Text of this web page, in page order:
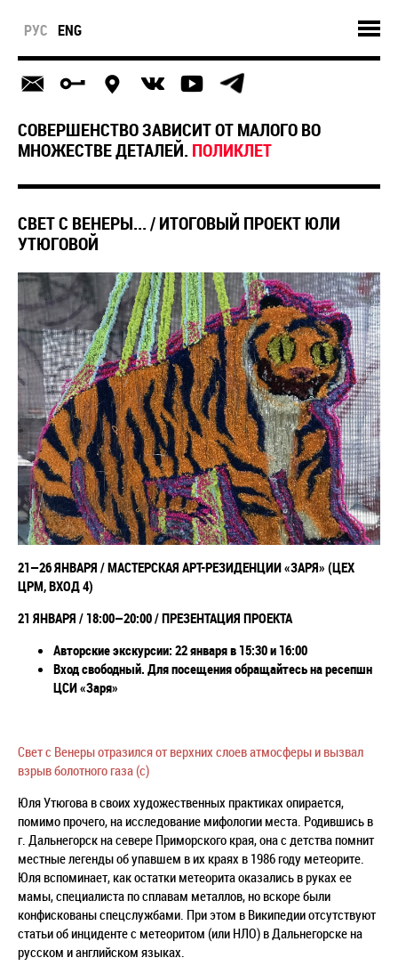
РУС ENG
СОВЕРШЕНСТВО ЗАВИСИТ ОТ МАЛОГО ВО
МНОЖЕСТВЕ ДЕТАЛЕЙ. ПОЛИКЛЕТ
СВЕТ С ВЕНЕРЫ... / ИТОГОВЫЙ ПРОЕКТ ЮЛИ
УТЮГОВОЙ
21—26 ЯНВАРЯ /МАСТЕРСКАЯ АРТ-РЕЗИДЕНЦИИ «ЗАРЯ» (ЦЕХ
ЦРМ, ВХОД 4)
21 ЯНВАРЯ / 18:00—20:00 /ПРЕЗЕНТАЦИЯ ПРОЕКТА
Авторские экскурсии: 22 января в 15:30 и 16:00
Вход свободный. Для посещения обращайтесь на ресепшн
ЦСИ «Заря»
Свет с Венеры отразился от верхних слоев атмосферы и вызвал
взрыв болотного газа (с)
Юля Утюгова в своих художественных практиках опирается,
помимо прочего, на исследование мифологии места. Родившись в
г. Дальнегорск на севере Приморского края, она с детства помнит
местные легенды об упавшем в их краях в 1986 году метеорите.
Юля вспоминает, как остатки метеорита оказались в руках ее
мамы, специалиста по сплавам металлов, но вскоре были
конфискованы спецслужбами. При этом в Википедии отсутствуют
статьи об инциденте с метеоритом (или НЛО) в Дальнегорске на
русском и английском языках.